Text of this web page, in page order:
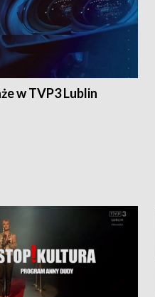
w TVP3 Lublin